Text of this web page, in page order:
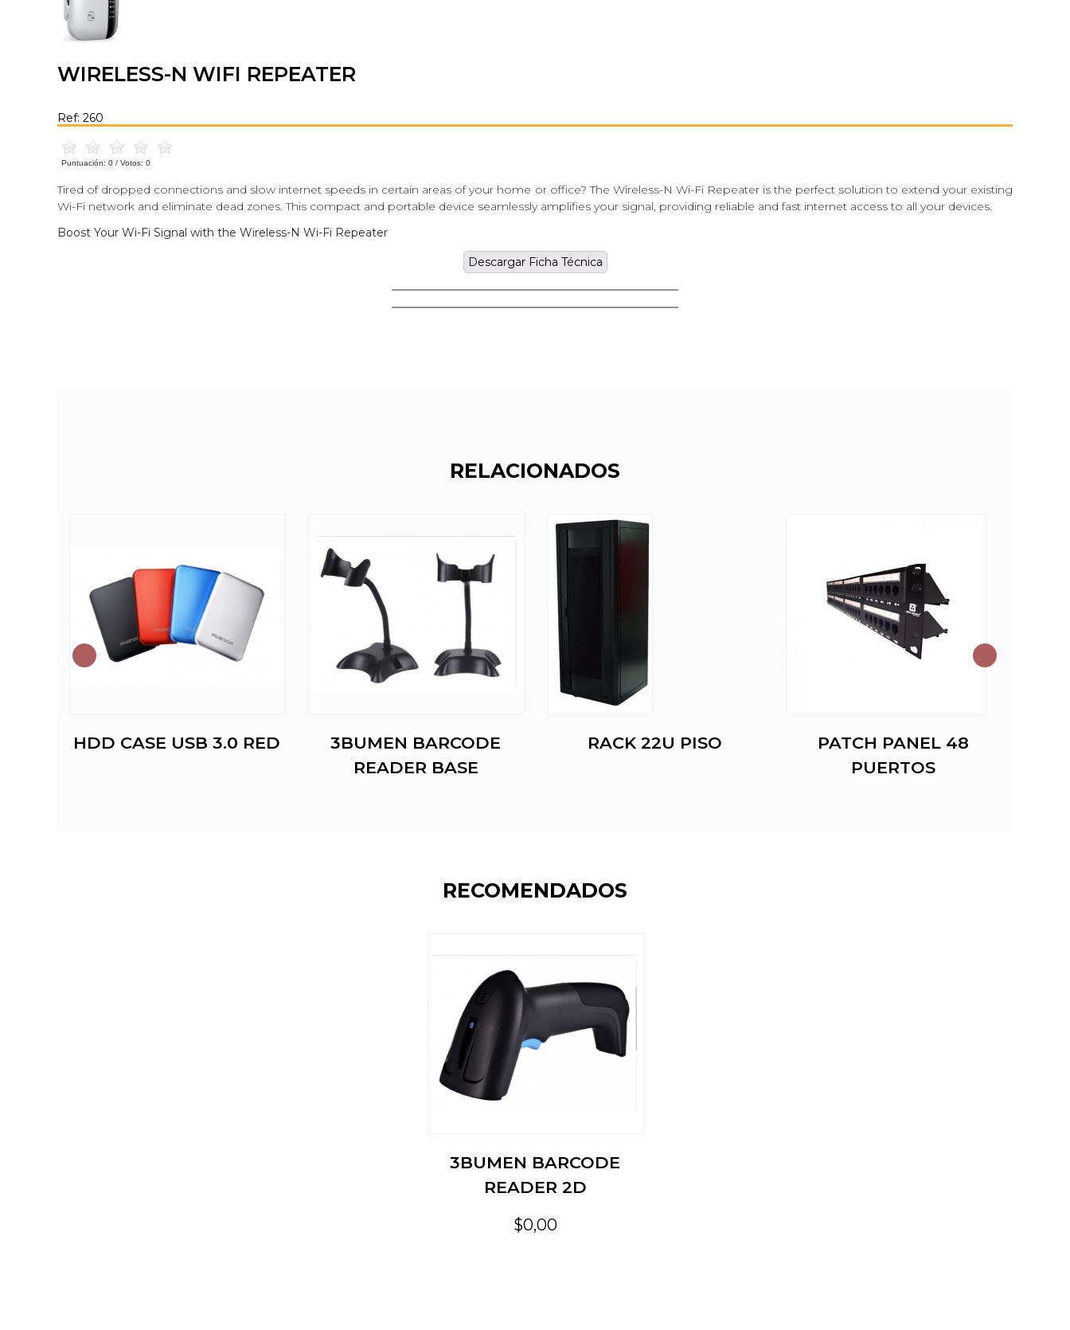
WIRELESS-N WIFI REPEATER
Ref: 260
Puntuación: 0 / Votos: 0
Tired of dropped connections and slow internet speeds in certain areas of your home or office? The Wireless-N Wi-Fi Repeater is the perfect solution to extend your existing
Wi-Fi network and eliminate dead zones. This compact and portable device seamlessly amplifies your signal, providing reliable and fast internet access to all your devices.
Boost Your Wi-Fi Signal with the Wireless-N Wi-Fi Repeater
Descargar Ficha Técnica
RELACIONADOS
HDD CASE USB 3.0 RED
3BUMEN BARCODE
READER BASE
RACK 22U PISO
PATCH PANEL 48
PUERTOS
RECOMENDADOS
3BUMEN BARCODE
READER 2D
$0,00